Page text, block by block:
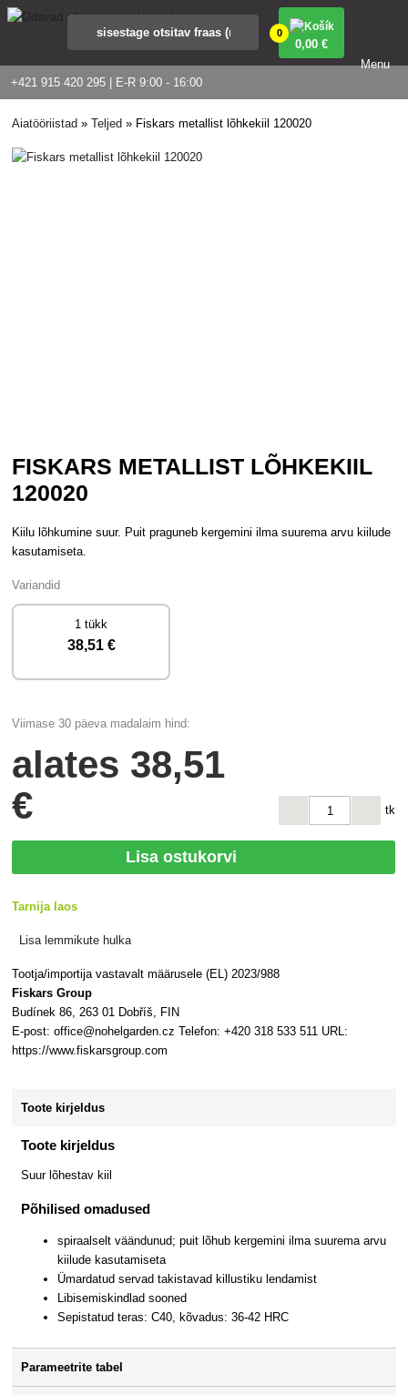
+421 915 420 295 | E-R 9:00 - 16:00
0
0,00 €
Menu
Aiatööriistad »Teljed » Fiskars metallist lõhkekiil 120020
FISKARS METALLIST LÕHKEKIIL
120020
Kiilu lõhkumine suur. Puit praguneb kergemini ilma suurema arvu kiilude
kasutamiseta.
Variandid
1 tükk
38,51 €
Viimase 30 päeva madalaim hind:
alates 38,51
€
tk
Lisa ostukorvi
Tarnija laos
Lisa lemmikute hulka
Tootja/importija vastavalt määrusele (EL) 2023/988
Fiskars Group
Budínek 86, 263 01 Dobříš, FIN
E-post: office@nohelgarden.cz Telefon: +420 318 533 511 URL:
https://www.fiskarsgroup.com
Toote kirjeldus
Toote kirjeldus
Suur lõhestav kiil
Põhilised omadused
spiraalselt väändunud; puit lõhub kergemini ilma suurema arvu
kiilude kasutamiseta
Ümardatud servad takistavad killustiku lendamist
Libisemiskindlad sooned
Sepistatud teras: C40, kõvadus: 36-42 HRC
Parameetrite tabel